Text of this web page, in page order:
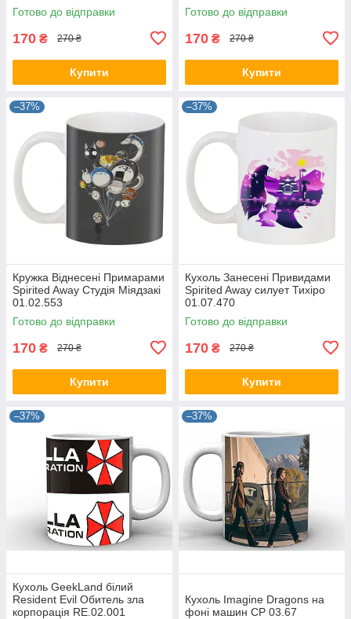
Готово до відправки
170 ₴ 270 ₴
Купити
Готово до відправки
170 ₴ 270 ₴
Купити
–37%
Кружка Віднесені Примарами
Spirited Away Студія Міядзакі
01.02.553
Готово до відправки
170 ₴ 270 ₴
Купити
–37%
Кухоль Занесені Привидами
Spirited Away силует Тихіро
01.07.470
Готово до відправки
170 ₴ 270 ₴
Купити
–37%
Кухоль GeekLand білий
Resident Evil Обитель зла
корпорація RE.02.001
–37%
Кухоль Imagine Dragons на
фоні машин CP 03.67